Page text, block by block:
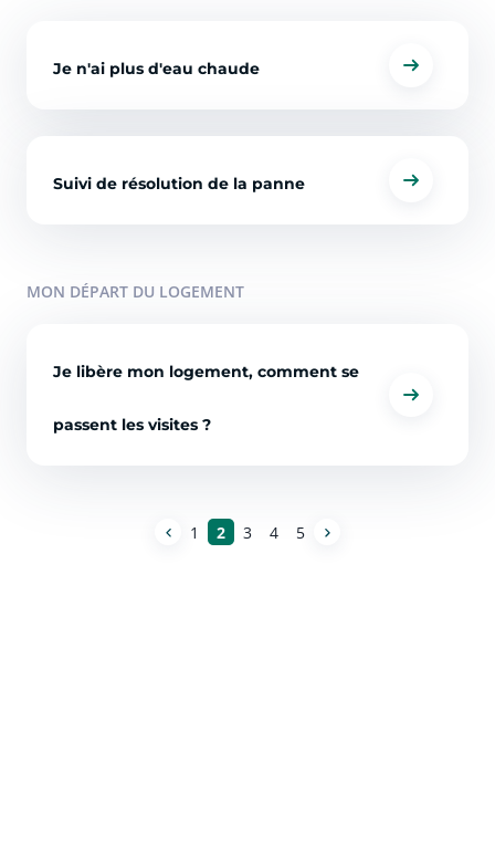
Je n'ai plus d'eau chaude
Suivi de résolution de la panne
MON DÉPART DU LOGEMENT
Je libère mon logement, comment se
passent les visites ?
1 2 3 4 5